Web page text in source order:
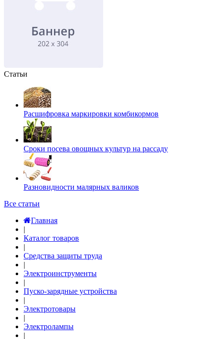
Статьи
Расшифровка маркировки комбикормов
Сроки посева овощных культур на рассаду
Разновидности малярных валиков
Все статьи
Главная
|
Каталог товаров
|
Средства защиты труда
|
Электроинструменты
|
Пуско-зарядные устройства
|
Электротовары
|
Электролампы
|